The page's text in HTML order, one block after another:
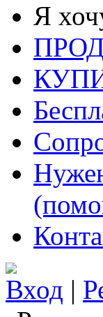
Я
Вход |